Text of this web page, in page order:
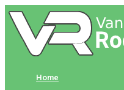
Skip
to
content
Home